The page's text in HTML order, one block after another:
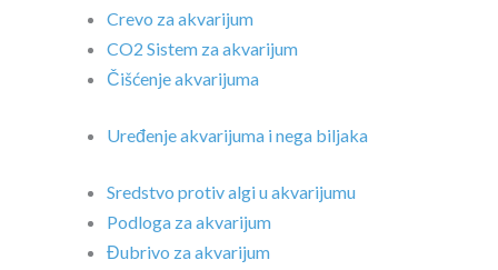
Crevo za akvarijum
CO2 Sistem za akvarijum
Čišćenje akvarijuma
Uređenje akvarijuma i nega biljaka
Sredstvo protiv algi u akvarijumu
Podloga za akvarijum
Đubrivo za akvarijum